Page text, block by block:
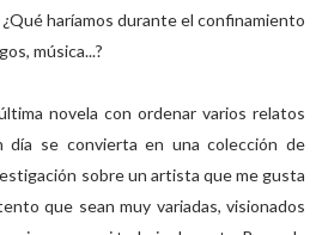
haríamos durante el confinamiento
música...?
novela con ordenar varios relatos
día se convierta en una colección de
sobre un artista que me gusta
que sean muy variadas, visionados